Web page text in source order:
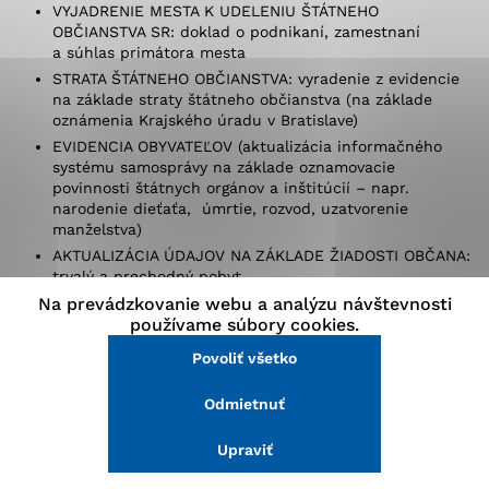
VYJADRENIE MESTA K UDELENIU ŠTÁTNEHO
OBČIANSTVA SR: doklad o podnikaní, zamestnaní
a súhlas primátora mesta
STRATA ŠTÁTNEHO OBČIANSTVA: vyradenie z evidencie
na základe straty štátneho občianstva (na základe
oznámenia Krajského úradu v Bratislave)
EVIDENCIA OBYVATEĽOV (aktualizácia informačného
systému samosprávy na základe oznamovacie
povinnosti štátnych orgánov a inštitúcií – napr.
narodenie dieťaťa, úmrtie, rozvod, uzatvorenie
manželstva)
AKTUALIZÁCIA ÚDAJOV NA ZÁKLADE ŽIADOSTI OBČANA:
trvalý a prechodný pobyt
Legislatíva, užitočné
odkazy
Na prevádzkovanie webu a analýzu návštevnosti
používame súbory cookies.
Povoliť všetko
Odmietnuť
Upraviť
stránke a prístup k zabezpečeným oblastiam webovej
stránky. Bez týchto súborov cookie nemôže web
správne fungovať.
Analytické cookies
Analytické cookies pomáhajú prevádzkovateľovi stránok
pochopiť, ako návštevníci stránok stránku používajú,
aby mohol stránky optimalizovať a ponúknuť im lepšiu
skúsenosť. Všetky dáta sa zbierajú anonymne a nie je
možné ich spojiť s konkrétnou osobou.
Povoliť všetko
Uložiť nastavenia
Viac informácií